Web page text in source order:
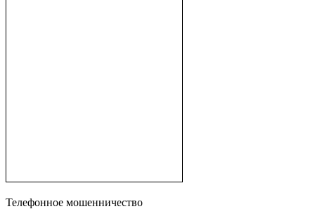
Телефонное мошенничество